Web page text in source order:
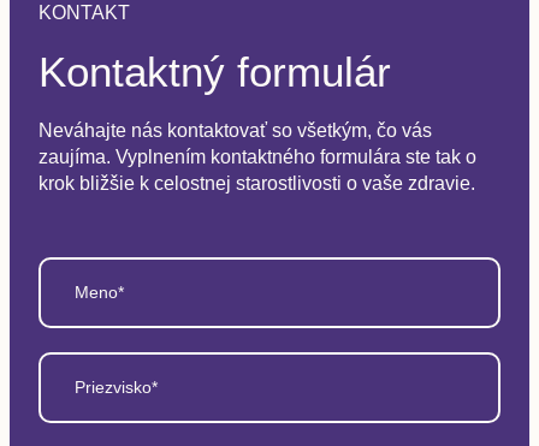
KONTAKT
Kontaktný formulár
Neváhajte nás kontaktovať so všetkým, čo vás
zaujíma. Vyplnením kontaktného formulára ste tak o
krok bližšie k celostnej starostlivosti o vaše zdravie.
Meno*
Priezvisko*